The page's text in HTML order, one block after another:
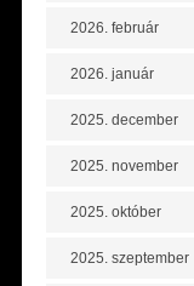
2026. február
2026. január
2025. december
2025. november
2025. október
2025. szeptember